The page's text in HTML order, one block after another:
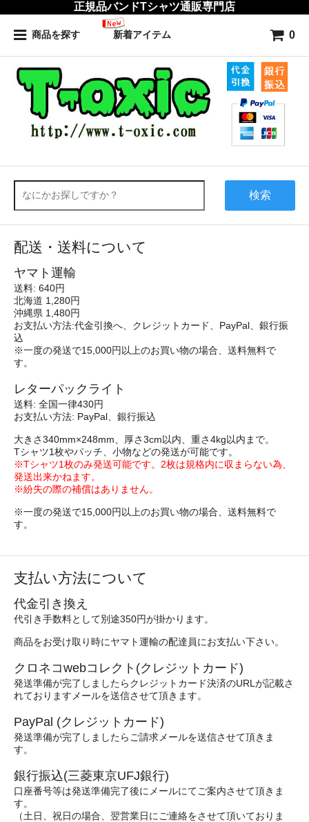
正規品バンドTシャツ通販専門店
商品を探す 新着アイテム 0
検索
配送・送料について
ヤマト運輸
送料: 640円
北海道 1,280円
沖縄県 1,480円
お支払い方法:代金引換へ、クレジットカード、PayPal、銀行振
込
※一度の発送で15,000円以上のお買い物の場合、送料無料で
す。
レターパックライト
送料: 全国一律430円
お支払い方法: PayPal、銀行振込
大きさ340mm×248mm、厚さ3cm以内、重さ4kg以内まで。
Tシャツ1枚やパッチ、小物などの発送が可能です。
※Tシャツ1枚のみ発送可能です。2枚は規格内に収まらない為、
発送出来かねます。
※紛失の際の補償はありません。
※一度の発送で15,000円以上のお買い物の場合、送料無料で
す。
支払い方法について
代金引き換え
代引き手数料として別途350円が掛かります。
商品をお受け取り時にヤマト運輸の配達員にお支払い下さい。
クロネコwebコレクト(クレジットカード)
発送準備が完了しましたらクレジットカード決済のURLが記載さ
れておりますメールを送信させて頂きます。
PayPal (クレジットカード)
発送準備が完了しましたらご請求メールを送信させて頂きま
す。
銀行振込(三菱東京UFJ銀行)
口座番号等は発送準備完了後にメールにてご案内させて頂きま
す。
（土日、祝日の場合、翌営業日にご連絡をさせて頂いておりま